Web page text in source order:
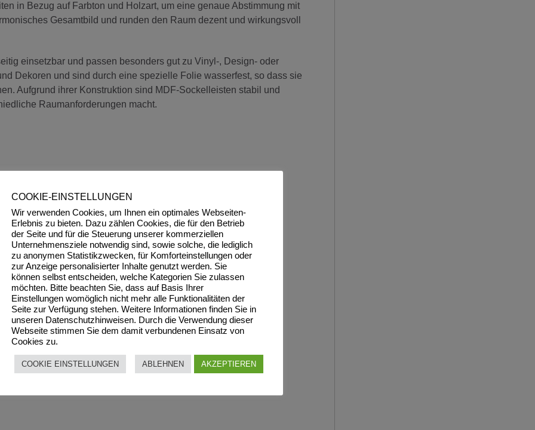
in Bezug auf Farbton und Holzart, um eine genaue Abstimmung mit
Gesamtbild und runden den Raum dezent und wirkungsvoll
einsetzbar und passen besonders gut zu Vinyl-, Design- oder
Dekoren und sind durch eine spezielle Folie wasserfest, so dass sie
Aufgrund ihrer Konstruktion sind MDF-Sockelleisten stabil und
Raumanforderungen macht.
COOKIE-EINSTELLUNGEN
Wir verwenden Cookies, um Ihnen ein optimales Webseiten-
Erlebnis zu bieten. Dazu zählen Cookies, die für den Betrieb
der Seite und für die Steuerung unserer kommerziellen
Unternehmensziele notwendig sind, sowie solche, die lediglich
zu anonymen Statistikzwecken, für Komforteinstellungen oder
zur Anzeige personalisierter Inhalte genutzt werden. Sie
können selbst entscheiden, welche Kategorien Sie zulassen
möchten. Bitte beachten Sie, dass auf Basis Ihrer
Einstellungen womöglich nicht mehr alle Funktionalitäten der
Seite zur Verfügung stehen. Weitere Informationen finden Sie in
unseren Datenschutzhinweisen. Durch die Verwendung dieser
Webseite stimmen Sie dem damit verbundenen Einsatz von
Cookies zu.
COOKIE EINSTELLUNGEN ABLEHNEN AKZEPTIEREN